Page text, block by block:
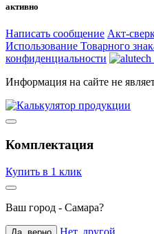
активно
Написать сообщение Акт-
Использование Товарного
конфиденциальности
Информация на сайте не
Комплектация
Купить в 1 клик
Ваш город - Самара?
Нет, другой